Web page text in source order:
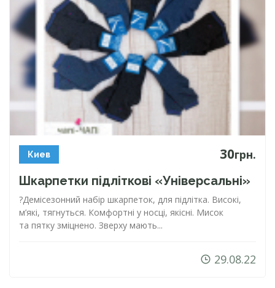
Киев 30грн.
Шкарпетки підліткові «Універсальні»
?Демісезонний набір шкарпеток, для підлітка. Високі,
м’які, тягнуться. Комфортні у носці, якісні. Мисок
та пятку зміцнено. Зверху мають...
29.08.22